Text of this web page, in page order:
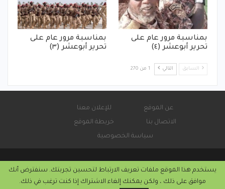
بمناسبة مرور عام على
تحرير أبوعشر (٤)
بمناسبة مرور عام على
تحرير أبوعشر (٣)
السابق التالي 1 من 270
عن الموقع
للإعلان معنا
الاتصال بنا
خريطة الموقع
سياسة الخصوصية
يستخدم هذا الموقع ملفات تعريف الارتباط لتحسين تجربتك. سنفترض أنك
موافق على ذلك ، ولكن يمكنك إلغاء الاشتراك إذا كنت ترغب في ذلك.